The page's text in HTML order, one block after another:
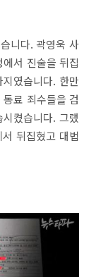
니다. 곽영욱 사
서 진술을 뒤집
였습니다. 한만
료 죄수들을 검
켰습니다. 그랬
뒤집혔고 대법